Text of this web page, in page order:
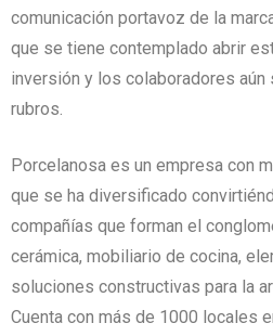
comunicación portavoz de la
que se tiene contemplado abrir
inversión y los colaboradores
rubros.
Porcelanosa es un empresa con
que se ha diversificado
compañías que forman el
cerámica, mobiliario de cocina,
soluciones constructivas para la
Cuenta con más de 1000 locales